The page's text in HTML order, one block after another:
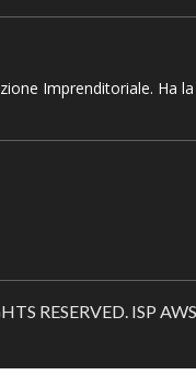
Imprenditoriale. Ha
RESERVED. ISP AWS